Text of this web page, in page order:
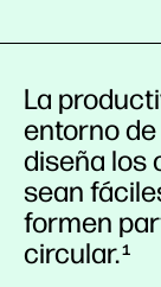
La
entorno
diseña los
sean
formen
circular.1